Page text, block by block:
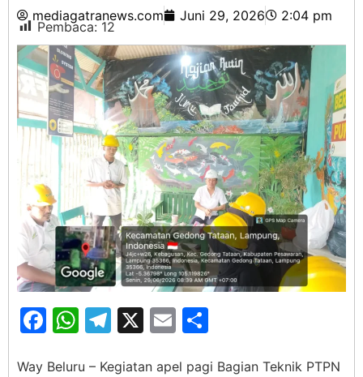
mediagatranews.com Juni 29, 2026 2:04 pm
Pembaca: 12
Facebook
WhatsApp
Telegram
X Email
Way Beluru – Kegiatan apel pagi Bagian Teknik PTPN